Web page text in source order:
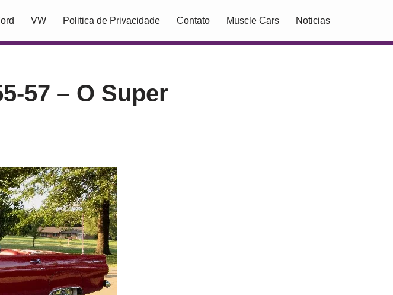
VW Politica de Privacidade Contato Muscle Cars Noticias
57 – O Super